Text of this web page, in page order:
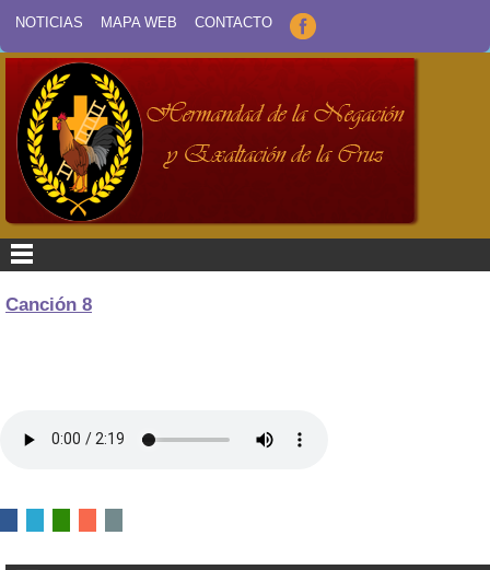
NOTICIAS MAPA WEB CONTACTO
Canción 8